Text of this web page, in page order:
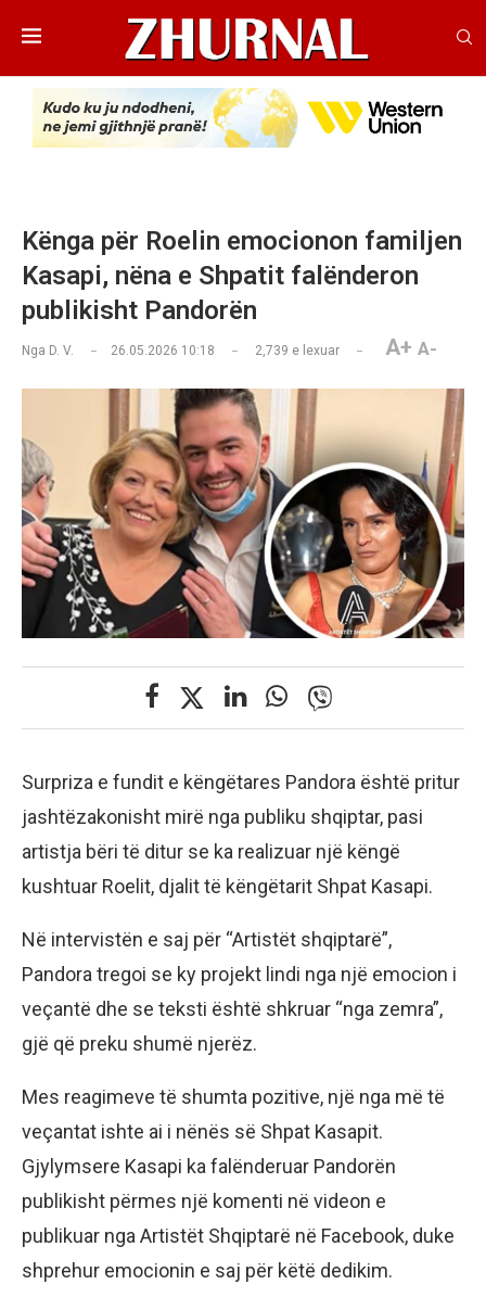
Kënga për Roelin emocionon familjen
Kasapi, nëna e Shpatit falënderon
publikisht Pandorën
Nga D. V. 26.05.2026 10:18 2,739 e lexuar A+ A-
Surpriza e fundit e këngëtares Pandora është pritur
jashtëzakonisht mirë nga publiku shqiptar, pasi
artistja bëri të ditur se ka realizuar një këngë
kushtuar Roelit, djalit të këngëtarit Shpat Kasapi.
Në intervistën e saj për “Artistët shqiptarë”,
Pandora tregoi se ky projekt lindi nga një emocion i
veçantë dhe se teksti është shkruar “nga zemra”,
gjë që preku shumë njerëz.
Mes reagimeve të shumta pozitive, një nga më të
veçantat ishte ai i nënës së Shpat Kasapit.
Gjylymsere Kasapi ka falënderuar Pandorën
publikisht përmes një komenti në videon e
publikuar nga Artistët Shqiptarë në Facebook, duke
shprehur emocionin e saj për këtë dedikim.